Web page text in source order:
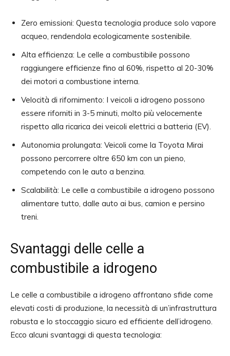
Zero emissioni: Questa tecnologia produce solo vapore
acqueo, rendendola ecologicamente sostenibile.
Alta efficienza: Le celle a combustibile possono
raggiungere efficienze fino al 60%, rispetto al 20-30%
dei motori a combustione interna.
Velocità di rifornimento: I veicoli a idrogeno possono
essere riforniti in 3-5 minuti, molto più velocemente
rispetto alla ricarica dei veicoli elettrici a batteria (EV).
Autonomia prolungata: Veicoli come la Toyota Mirai
possono percorrere oltre 650 km con un pieno,
competendo con le auto a benzina.
Scalabilità: Le celle a combustibile a idrogeno possono
alimentare tutto, dalle auto ai bus, camion e persino
treni.
Svantaggi delle celle a
combustibile a idrogeno
Le celle a combustibile a idrogeno affrontano sfide come
elevati costi di produzione, la necessità di un’infrastruttura
robusta e lo stoccaggio sicuro ed efficiente dell’idrogeno.
Ecco alcuni svantaggi di questa tecnologia: